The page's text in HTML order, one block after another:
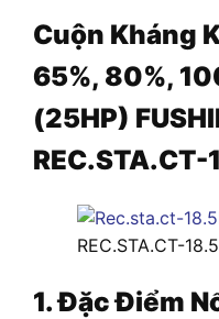
Cuộn Kháng
65%, 80%,
(25HP)
REC.STA.CT-
1. Đặc Điểm